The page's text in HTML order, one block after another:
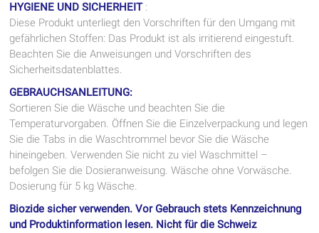
HYGIENE UND SICHERHEIT:
Diese Produkt unterliegt den Vorschriften für den Umgang mit
gefährlichen Stoffen: Das Produkt ist als irritierend eingestuft.
Beachten Sie die Anweisungen und Vorschriften des
Sicherheitsdatenblattes.
GEBRAUCHSANLEITUNG:
Sortieren Sie die Wäsche und beachten Sie die
Temperaturvorgaben. Öffnen Sie die Einzelverpackung und legen
Sie die Tabs in die Waschtrommel bevor Sie die Wäsche
hineingeben. Verwenden Sie nicht zu viel Waschmittel –
befolgen Sie die Dosieranweisung. Wäsche ohne Vorwäsche.
Dosierung für 5 kg Wäsche.
Biozide sicher verwenden. Vor Gebrauch stets Kennzeichnung
und Produktinformation lesen. Nicht für die Schweiz